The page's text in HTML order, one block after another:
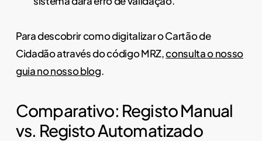
Para descobrir como digitalizar o Cartão de
Cidadão através do código MRZ,consulta o nosso
guia no nosso blog.
Comparativo: Registo Manual
vs. Registo Automatizado